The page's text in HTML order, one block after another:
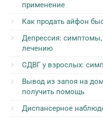
применение
Как продать айфон
Депрессия:
лечению
СДВГ у взрослых:
Вывод из запоя на
получить помощь
Диспансерное